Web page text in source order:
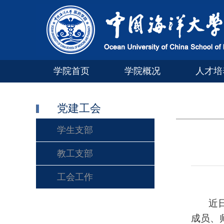
学院首页 学院概况 人才
党建工会
学生支部
教工支部
工会工作
近日
成员、